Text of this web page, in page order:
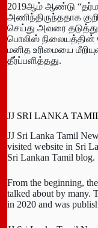
2019ஆம் ஆண்டு
அணிந்­தி­ருந்த­தாக
செய்து அவரை
பொலிஸ் நிலை­யத்தின்
மனித உரி­மையை
தீர்ப்­ப­ளித்­தது.
JJ SRI LANKA
JJ Sri Lanka Tamil
visited website in Sri
Sri Lankan Tamil blog.
From the beginning,
talked about by many.
in 2020 and was